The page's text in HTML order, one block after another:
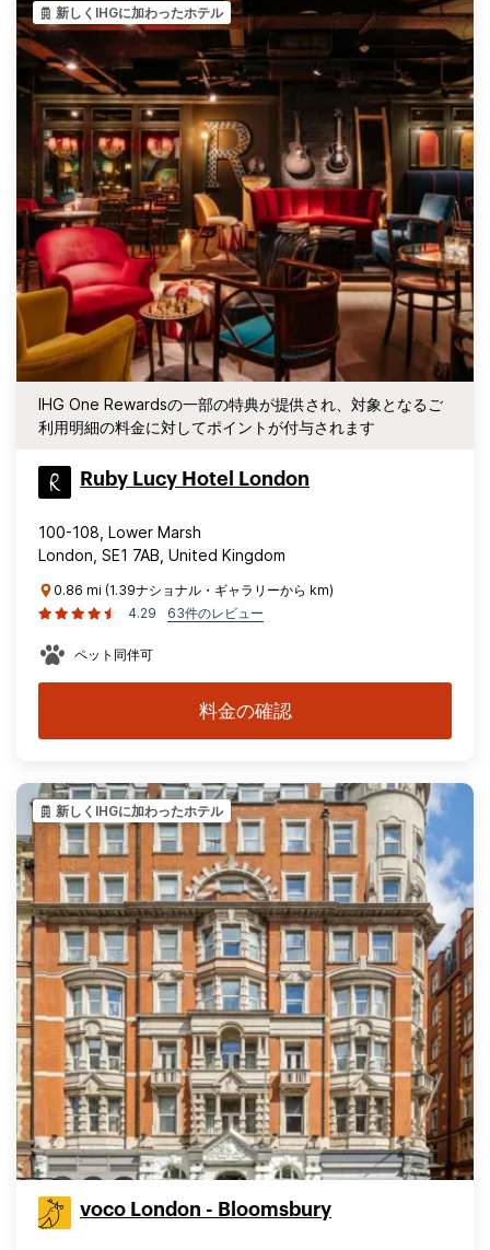
新しくIHGに加わったホテル
IHG One Rewardsの一部の特典が提供され、対象となるご
利用明細の料金に対してポイントが付与されます
Ruby Lucy Hotel London
100-108, Lower Marsh
London, SE1 7AB, United Kingdom
0.86 mi (1.39ナショナル・ギャラリーから km)
4.29
63件のレビュー
ペット同伴可
料金の確認
新しくIHGに加わったホテル
voco London - Bloomsbury